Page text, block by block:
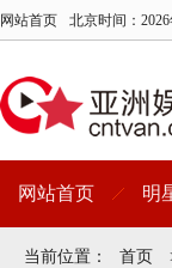
网站首页 北京时间：
网站首页 明
当前位置： 首页